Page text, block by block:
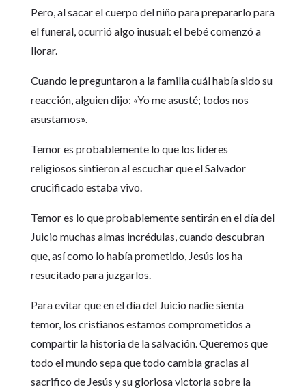
Pero, al sacar el cuerpo del niño para prepararlo para
el funeral, ocurrió algo inusual: el bebé comenzó a
llorar.
Cuando le preguntaron a la familia cuál había sido su
reacción, alguien dijo: «Yo me asusté; todos nos
asustamos».
Temor es probablemente lo que los líderes
religiosos sintieron al escuchar que el Salvador
crucificado estaba vivo.
Temor es lo que probablemente sentirán en el día del
Juicio muchas almas incrédulas, cuando descubran
que, así como lo había prometido, Jesús los ha
resucitado para juzgarlos.
Para evitar que en el día del Juicio nadie sienta
temor, los cristianos estamos comprometidos a
compartir la historia de la salvación. Queremos que
todo el mundo sepa que todo cambia gracias al
sacrifico de Jesús y su gloriosa victoria sobre la